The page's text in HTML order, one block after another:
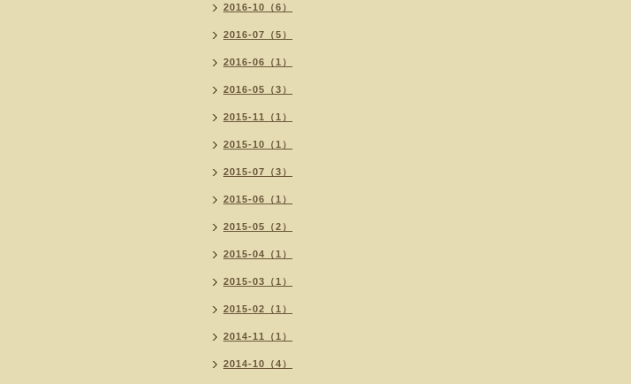
2016-10（6）
2016-07（5）
2016-06（1）
2016-05（3）
2015-11（1）
2015-10（1）
2015-07（3）
2015-06（1）
2015-05（2）
2015-04（1）
2015-03（1）
2015-02（1）
2014-11（1）
2014-10（4）